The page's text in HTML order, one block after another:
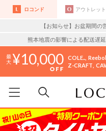
ロコンド アウトレット
【お知らせ】お盆期間
熊本地震の影響による配送遅延
10,000 COLE..
Z-CRAFT